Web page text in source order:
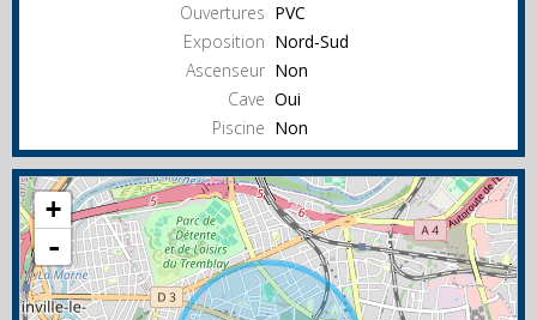
Ouvertures PVC
Exposition Nord-Sud
Ascenseur Non
Cave Oui
Piscine Non
+
-